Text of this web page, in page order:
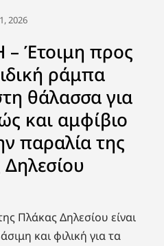
2026
Έτοιμη προς
ράμπα
θάλασσα για
και αμφίβιο
παραλία της
Πλάκας Δηλεσίου είναι
και φιλική για τα